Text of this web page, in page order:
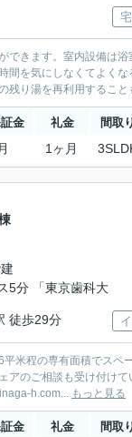
きます。室内設備は
を気にしなくてよく
り湯を再利用するこ
金 礼金 間取
1ヶ月
5分 「東京歯科大
徒歩29分
米程の専有面積でス
のご相談も受け付け
h.com... もっと見る
金 礼金 間取